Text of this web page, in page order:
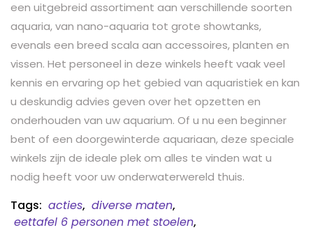
een uitgebreid assortiment aan verschillende soorten
aquaria, van nano-aquaria tot grote showtanks,
evenals een breed scala aan accessoires, planten en
vissen. Het personeel in deze winkels heeft vaak veel
kennis en ervaring op het gebied van aquaristiek en kan
u deskundig advies geven over het opzetten en
onderhouden van uw aquarium. Of u nu een beginner
bent of een doorgewinterde aquariaan, deze speciale
winkels zijn de ideale plek om alles te vinden wat u
nodig heeft voor uw onderwaterwereld thuis.
Tags: acties, diverse maten,
eettafel 6 personen met stoelen,